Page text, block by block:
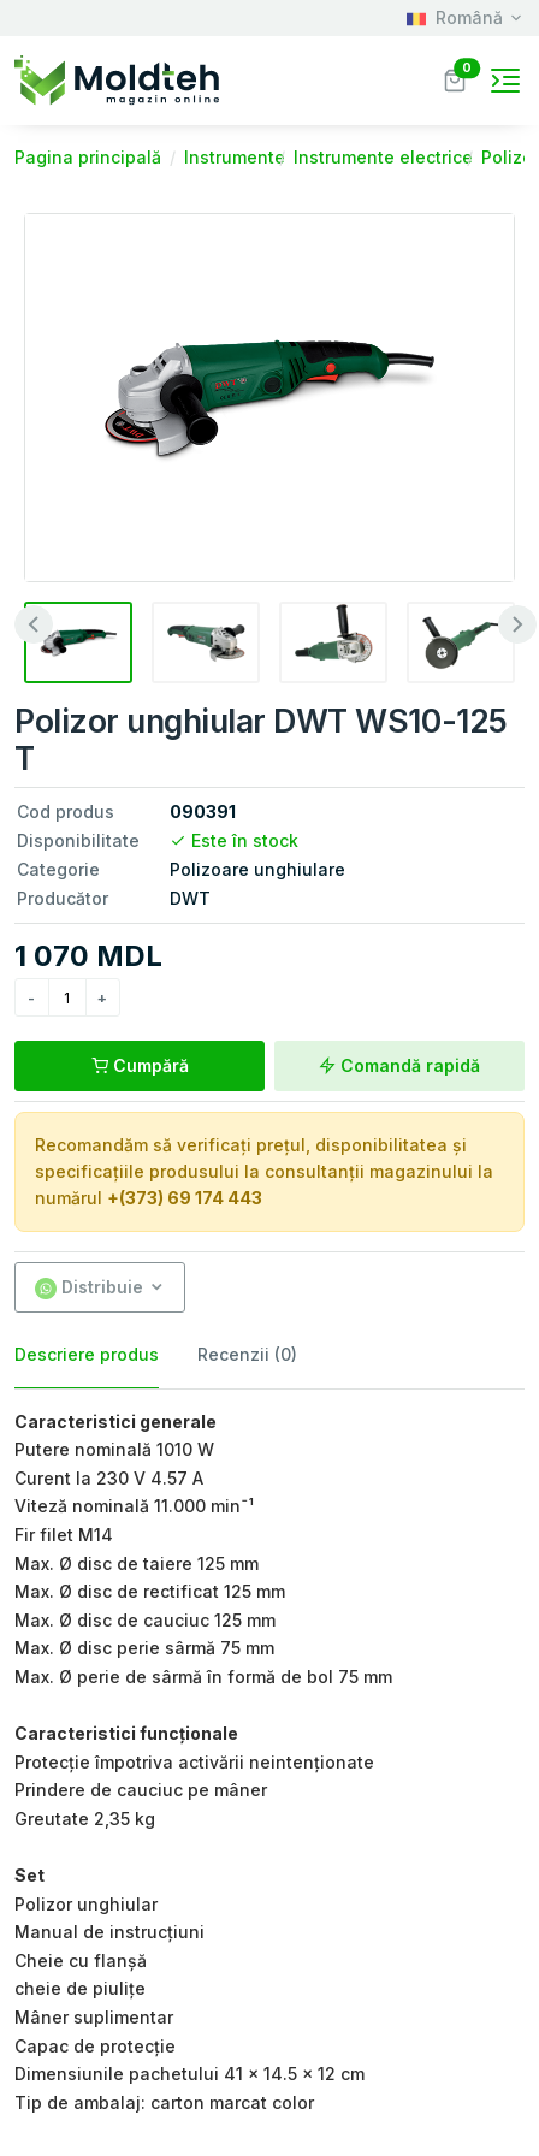
Română
0
Pagina principală Instrumente Instrumente electrice
Polizor unghiular DWT WS10-125
T
Cod produs
090391
Disponibilitate
Este în stock
Categorie
Polizoare unghiulare
Producător
DWT
1 070 MDL
Cumpără Comandă rapidă
Recomandăm să verificați prețul, disponibilitatea și
specificațiile produsului la consultanții magazinului la
numărul +(373) 69 174 443
Distribuie
Descriere produs Recenzii (0)
Caracteristici generale
Putere nominală 1010 W
Curent la 230 V 4.57 A
Viteză nominală 11.000 minˉ¹
Fir filet M14
Max. Ø disc de taiere 125 mm
Max. Ø disc de rectificat 125 mm
Max. Ø disc de cauciuc 125 mm
Max. Ø disc perie sârmă 75 mm
Max. Ø perie de sârmă în formă de bol 75 mm
Caracteristici funcționale
Protecție împotriva activării neintenționate
Prindere de cauciuc pe mâner
Greutate 2,35 kg
Set
Polizor unghiular
Manual de instrucțiuni
Cheie cu flanșă
cheie de piulițe
Mâner suplimentar
Capac de protecție
Dimensiunile pachetului 41 × 14.5 × 12 cm
Tip de ambalaj: carton marcat color